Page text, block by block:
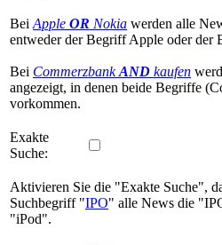
Bei Apple OR Nokia werden alle
entweder der Begriff Apple oder der
Bei CommerzbankAND kaufen
angezeigt, in denen beide Begriffe
vorkommen.
Exakte
Suche:
Aktivieren Sie die "Exakte Suche",
Suchbegriff "IPO" alle News die
"iPod".